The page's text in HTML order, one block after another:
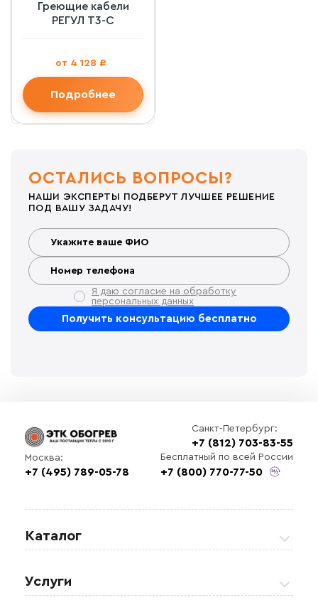
Греющие кабели
РЕГУЛ Т3-С
от 4 128 ₽
Подробнее
ОСТАЛИСЬ ВОПРОСЫ?
НАШИ ЭКСПЕРТЫ ПОДБЕРУТ ЛУЧШЕЕ РЕШЕНИЕ
ПОД ВАШУ ЗАДАЧУ!
Я даю согласие на обработку
персональных данных
Санкт-Петербург:
+7 (812) 703-83-55
Москва:
+7 (495) 789-05-78
Бесплатный по всей России
+7 (800) 770-77-50
Каталог
Услуги